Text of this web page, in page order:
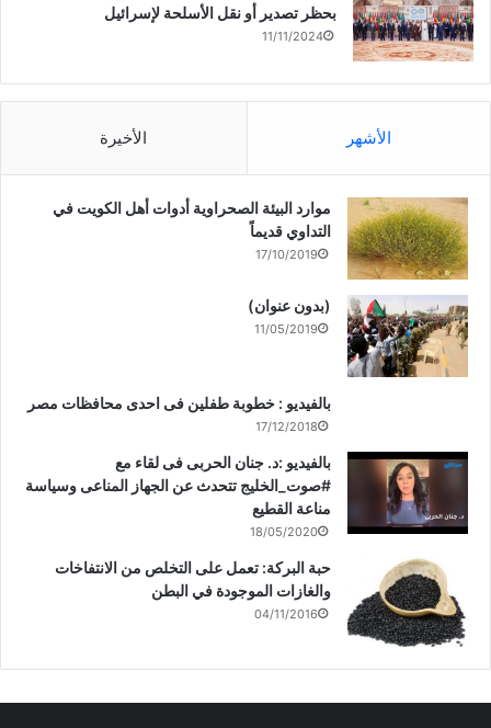
بحظر تصدير أو نقل الأسلحة لإسرائيل
11/11/2024
الأشهر الأخيرة
موارد البيئة الصحراوية أدوات أهل الكويت في
التداوي قديماً
17/10/2019
(بدون عنوان)
11/05/2019
بالفيديو : خطوبة طفلين فى احدى محافظات مصر
17/12/2018
بالفيديو :د. جنان الحربى فى لقاء مع
#صوت_الخليج تتحدث عن الجهاز المناعى وسياسة
مناعة القطيع
18/05/2020
حبة البركة: تعمل على التخلص من الانتفاخات
والغازات الموجودة في البطن
04/11/2016